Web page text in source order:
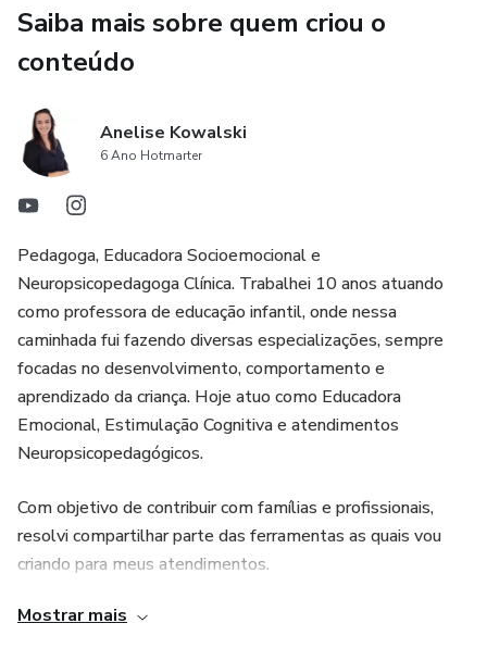
Saiba mais sobre quem criou o
conteúdo
Anelise Kowalski
6 Ano Hotmarter
Pedagoga, Educadora Socioemocional e
Neuropsicopedagoga Clínica. Trabalhei 10 anos atuando
como professora de educação infantil, onde nessa
caminhada fui fazendo diversas especializações, sempre
focadas no desenvolvimento, comportamento e
aprendizado da criança. Hoje atuo como Educadora
Emocional, Estimulação Cognitiva e atendimentos
Neuropsicopedagógicos.
Com objetivo de contribuir com famílias e profissionais,
resolvi compartilhar parte das ferramentas as quais vou
criando para meus atendimentos.
Garanto que serão super aproveitadas e curtidas pelas
Mostrar mais